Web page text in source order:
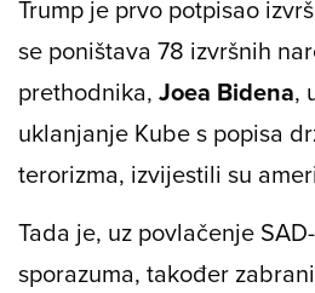
Trump je prvo potpisao
se poništava 78 izvršnih
prethodnika, Joea Bidena,
uklanjanje Kube s popisa
terorizma, izvijestili su
Tada je, uz povlačenje
sporazuma, također